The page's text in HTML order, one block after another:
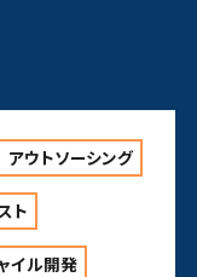
アウトソーシング
ト
イル開発